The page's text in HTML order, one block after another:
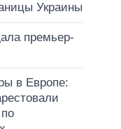
Украины
премьер-
в Европе: